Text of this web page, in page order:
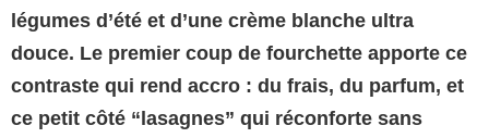
légumes d’été et d’une crème blanche ultra
douce. Le premier coup de fourchette apporte ce
contraste qui rend accro : du frais, du parfum, et
ce petit côté “lasagnes” qui réconforte sans